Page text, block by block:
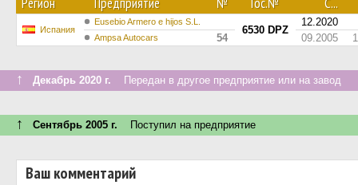
Испания
Eusebio Armero e hijos S.L.
6530 DPZ
12.2020
Ampsa Autocars 54 09.2005
↑ Декабрь 2020 г. Передан в другое предприятие или на завод
↑ Сентябрь 2005 г. Поступил на предприятие
Ваш комментарий